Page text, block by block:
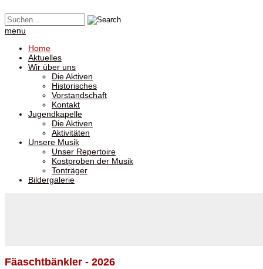
menu
Home
Aktuelles
Wir über uns
Die Aktiven
Historisches
Vorstandschaft
Kontakt
Jugendkapelle
Die Aktiven
Aktivitäten
Unsere Musik
Unser Repertoire
Kostproben der Musik
Tonträger
Bildergalerie
Fäaschtbänkler - 2026